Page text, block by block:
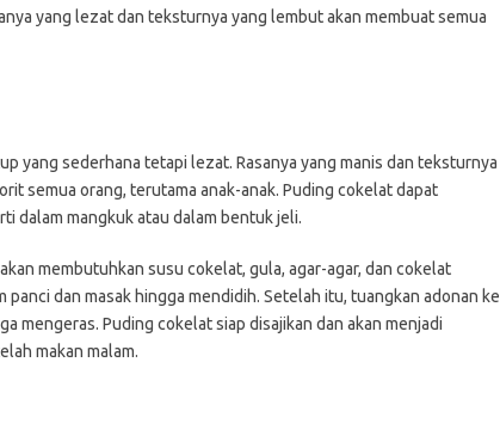
yang lezat dan teksturnya yang lembut akan membuat semua
yang sederhana tetapi lezat. Rasanya yang manis dan teksturnya
semua orang, terutama anak-anak. Puding cokelat dapat
dalam mangkuk atau dalam bentuk jeli.
membutuhkan susu cokelat, gula, agar-agar, dan cokelat
panci dan masak hingga mendidih. Setelah itu, tuangkan adonan ke
mengeras. Puding cokelat siap disajikan dan akan menjadi
makan malam.